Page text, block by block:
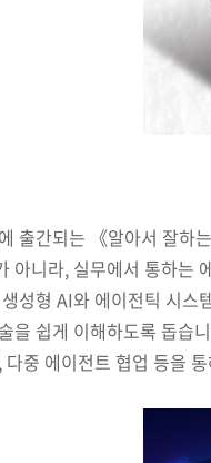
출간되는 《알아서 잘하
아니라, 실무에서 통하는
성형 AI와 에이전틱 시스
을 쉽게 이해하도록 돕습
다중 에이전트 협업 등을